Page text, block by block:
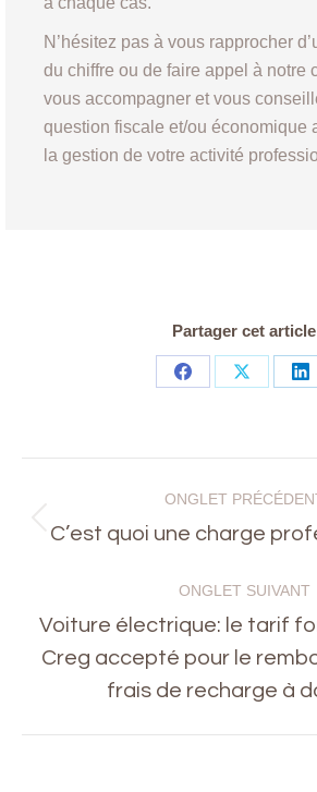
N’hésitez pas à vous rapprocher
du chiffre ou de faire appel à notre
vous accompagner et vous
question fiscale et/ou économique
la gestion de votre activité
Partager cet article
Share
Share
de
commentaire
ONGLET
Onglet
C’est quoi une charge
ONGLET SUIVANT
Onglet
suivant
Voiture électrique: le tarif
Creg accepté pour le
frais de recharge à